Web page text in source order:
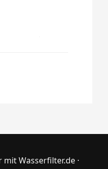
mit Wasserfilter.de ·